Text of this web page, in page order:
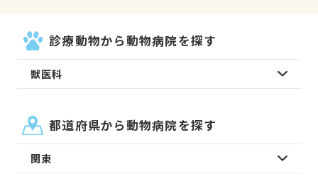
診療動物から動物病院を探す
獣医科
都道府県から動物病院を探す
関東